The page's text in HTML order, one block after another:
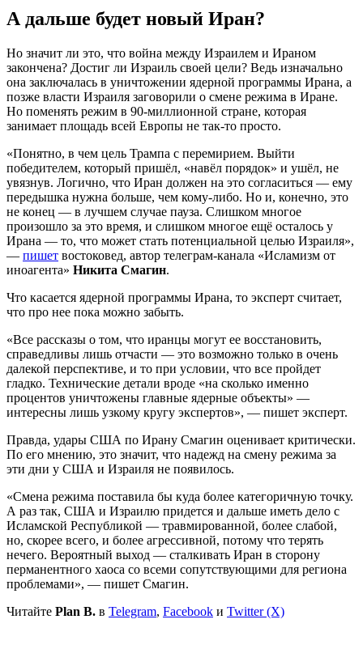
А дальше будет новый Иран?
Но значит ли это, что война между Израилем и Ираном
закончена? Достиг ли Израиль своей цели? Ведь изначально
она заключалась в уничтожении ядерной программы Ирана, а
позже власти Израиля заговорили о смене режима в Иране.
Но поменять режим в 90-миллионной стране, которая
занимает площадь всей Европы не так-то просто.
«Понятно, в чем цель Трампа с перемирием. Выйти
победителем, который пришёл, «навёл порядок» и ушёл, не
увязнув. Логично, что Иран должен на это согласиться — ему
передышка нужна больше, чем кому-либо. Но и, конечно, это
не конец — в лучшем случае пауза. Слишком многое
произошло за это время, и слишком многое ещё осталось у
Ирана — то, что может стать потенциальной целью Израиля»,
— пишет востоковед, автор телеграм-канала «Исламизм от
иноагента» Никита Смагин.
Что касается ядерной программы Ирана, то эксперт считает,
что про нее пока можно забыть.
«Все рассказы о том, что иранцы могут ее восстановить,
справедливы лишь отчасти — это возможно только в очень
далекой перспективе, и то при условии, что все пройдет
гладко. Технические детали вроде «на сколько именно
процентов уничтожены главные ядерные объекты» —
интересны лишь узкому кругу экспертов», — пишет эксперт.
Правда, удары США по Ирану Смагин оценивает критически.
По его мнению, это значит, что надежд на смену режима за
эти дни у США и Израиля не появилось.
«Смена режима поставила бы куда более категоричную точку.
А раз так, США и Израилю придется и дальше иметь дело с
Исламской Республикой — травмированной, более слабой,
но, скорее всего, и более агрессивной, потому что терять
нечего. Вероятный выход — сталкивать Иран в сторону
перманентного хаоса со всеми сопутствующими для региона
проблемами», — пишет Смагин.
Читайте Plan B. в Telegram, Facebook и Twitter (X)